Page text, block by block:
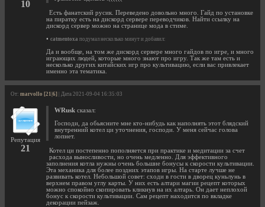
10
Есть фанатский русик. Переведено довольно много. Гайд по установке
на пиратку есть на дискорд сервере переводчиков. Найти ссылку на
дискорд сервер можно на странице мода в стиме.
• catmentoxa подумал несколько минут и добавил:
Да и вообще, на том же дискорд сервере много гайдов по игре, и много
играющих людей, которые много знают про игру. Так же там есть и
несколько других китайских игр про культивацию, если вас привлекает
именно эта тематика.
От: marvollo [21|6] | Дата 2021-09-04 16:35:03
Репутация
21
WRusk сказал:
Господи, да обьясните мне кто-нибудь как наполнять этот блядский
внутренний котел ци уточнения, господи. У меня сейчас голова
лопнет.
Котел ци постепенно пополняется при практике и медитации за счет
расхода выносливости, но очень медленно. Для эффективного
заполнения котла нужны очень большие бонусы к скорости культивации.
Эта механика для более поздних этапов игры. На старте лучше не
развивать котел. Небольшой совет: сходи в гости в дворец куньлунь в
верхнем правом углу карты. У них есть алтари магии рецепт которых
можно спокойно скопировать кликнув на их алтарь. Он дает неплохой
бонус к скорости культивации. Сам рецепт находится по вкладке
декорации пейзаж.